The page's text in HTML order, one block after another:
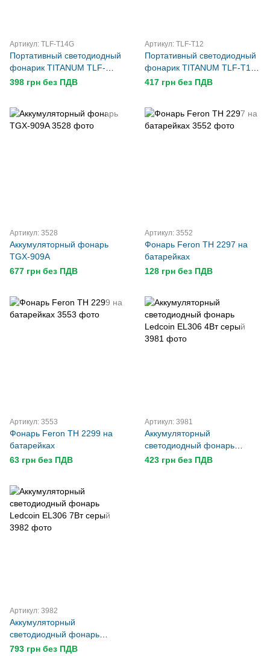
Артикул: TLF-T14G
Портативный светодиодный
фонарик TITANUM TLF-
T14G 300Lm 5000K Gray
398 грн без ПДВ
Артикул: TLF-T12
Портативный светодиодный
фонарик TITANUM TLF-T12
350Lm 5000K Black
417 грн без ПДВ
Артикул: 3528
Аккумуляторный фонарь
TGX-909A
677 грн без ПДВ
Артикул: 3552
Фонарь Feron TH 2297 на
батарейках
128 грн без ПДВ
Артикул: 3553
Фонарь Feron TH 2299 на
батарейках
63 грн без ПДВ
Артикул: 3981
Аккумуляторный
светодиодный фонарь
Ledcoin EL306 4Вт серый
423 грн без ПДВ
Артикул: 3982
Аккумуляторный
светодиодный фонарь
Ledcoin EL306 7Вт серый
793 грн без ПДВ